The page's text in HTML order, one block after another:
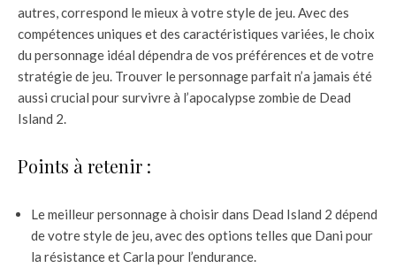
autres, correspond le mieux à votre style de jeu. Avec des
compétences uniques et des caractéristiques variées, le choix
du personnage idéal dépendra de vos préférences et de votre
stratégie de jeu. Trouver le personnage parfait n’a jamais été
aussi crucial pour survivre à l’apocalypse zombie de Dead
Island 2.
Points à retenir :
Le meilleur personnage à choisir dans Dead Island 2 dépend
de votre style de jeu, avec des options telles que Dani pour
la résistance et Carla pour l’endurance.